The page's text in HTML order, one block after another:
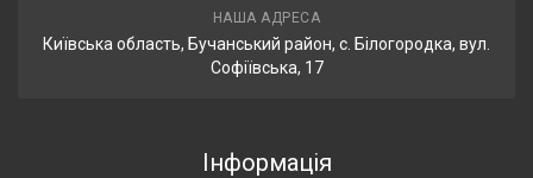
НАША АДРЕСА
Київська область, Бучанський район, с. Білогородка, вул.
Софіївська, 17
Інформація